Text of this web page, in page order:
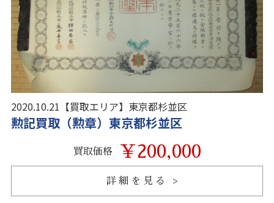
2020.10.21 【買取エリア】 東京都杉並区
勲記買取（勲章）東京都杉並区
買取価格 ￥200,000
詳細を見る